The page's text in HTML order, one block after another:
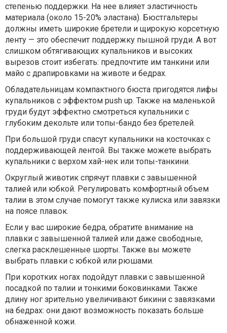
степенью поддержки. На нее влияет эластичность
материала (около 15-20% эластана). Бюстгальтеры
должны иметь широкие бретели и щирокую корсетную
ленту — это обеспечит поддержку пышной груди. А вот
слишком обтягивающих купальников и высоких
вырезов стоит избегать: предпочтите им танкини или
майо с драпировками на животе и бедрах.
Обладательницам компактного бюста пригодятся лифы
купальников с эффектом push up. Также на маленькой
груди будут эффектно смотреться купальники с
глубоким декольте или топы-бандо без бретелей.
При большой груди спасут купальники на косточках с
поддерживающей лентой. Вы также можете выбрать
купальники с верхом хай-нек или топы-танкини.
Округлый животик спрячут плавки с завышенной
талией или юбкой. Регулировать комфортный объем
талии в этом случае помогут также кулиска или завязки
на поясе плавок.
Если у вас широкие бедра, обратите внимание на
плавки с завышенной талией или даже свободные,
слегка расклешенные шорты. Также вы можете
выбрать плавки с юбкой или рюшами.
При коротких ногах подойдут плавки с завышенной
посадкой по талии и тонкими боковинками. Также
длину ног зрительно увеличивают бикини с завязками
на бедрах: они дают возможность показать больше
обнаженной кожи.